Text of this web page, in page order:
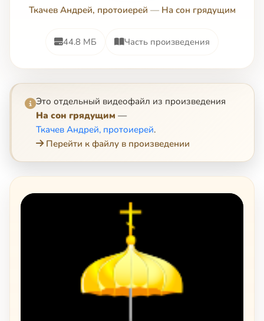
Ткачев Андрей, протоиерей — На сон грядущим
44.8 МБ Часть произведения
Это отдельный видеофайл из произведения
На сон грядущим —
Ткачев Андрей, протоиерей.
Перейти к файлу в произведении